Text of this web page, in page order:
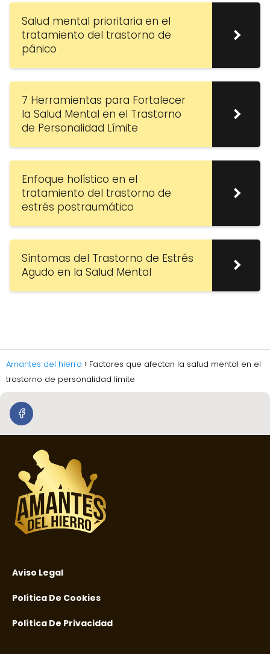
Salud mental prioritaria en el
tratamiento del trastorno de
pánico
7 Herramientas para Fortalecer
la Salud Mental en el Trastorno
de Personalidad Límite
Enfoque holístico en el
tratamiento del trastorno de
estrés postraumático
Síntomas del Trastorno de Estrés
Agudo en la Salud Mental
Amantes del hierro
Factores que afectan la salud mental en el
trastorno de personalidad límite
Aviso Legal
Política De Cookies
Política De Privacidad